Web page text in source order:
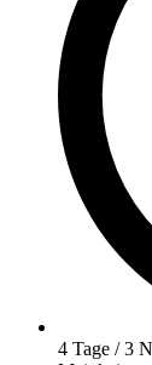
4 Tage / 3